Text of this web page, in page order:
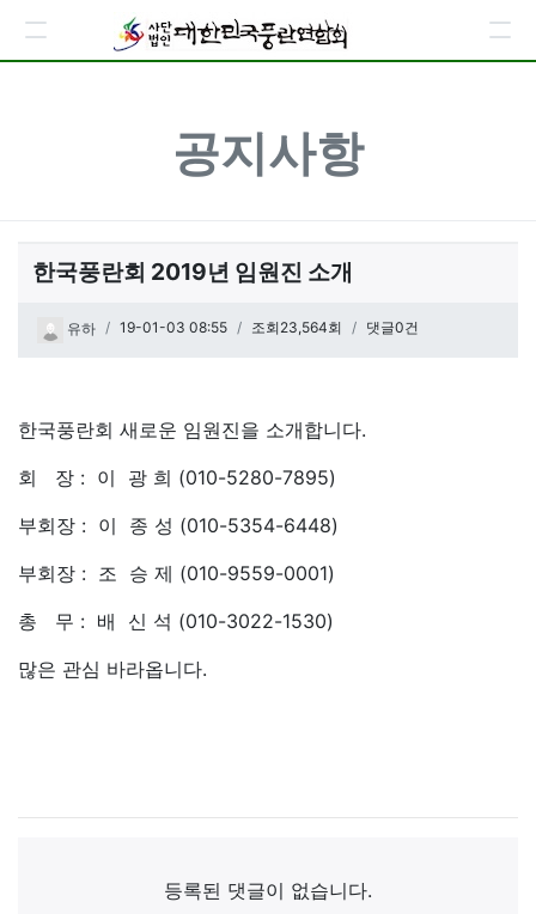
공지사항
한국풍란회 2019년 임원진 소개
페이지 정보
유하 작성일
19-01-03 08:55 조회23,564회 댓글0건
본문
한국풍란회 새로운 임원진을 소개합니다.
회 장 : 이 광 희 (010-5280-7895)
부회장 : 이 종 성 (010-5354-6448)
부회장 : 조 승 제 (010-9559-0001)
총 무 : 배 신 석 (010-3022-1530)
많은 관심 바라옵니다.
등록된 댓글이 없습니다.